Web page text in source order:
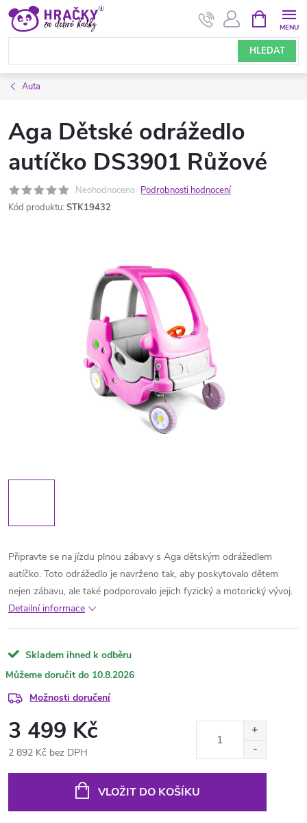
Přejít
obsah
HLEDAT
NÁKUPNÍ
KOŠÍK
Auta
Aga Dětské odrážedlo
autíčko DS3901 Růžové
Neohodnoceno Podrobnosti hodnocení
Kód produktu: STK19432
Připravte se na jízdu plnou zábavy s Aga dětským odrážedlem
autíčko. Toto odrážedlo je navrženo tak, aby poskytovalo dětem
nejen zábavu, ale také podporovalo jejich fyzický a motorický vývoj.
Detailní informace
Skladem ihned k odběru
10.8.2026
Možnosti doručení
3 499 Kč
2 892 Kč bez DPH
VLOŽIT DO KOŠÍKU